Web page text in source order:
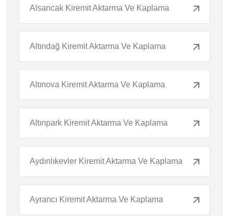
Alsancak Kiremit Aktarma Ve Kaplama
Altındağ Kiremit Aktarma Ve Kaplama
Altınova Kiremit Aktarma Ve Kaplama
Altınpark Kiremit Aktarma Ve Kaplama
Aydınlıkevler Kiremit Aktarma Ve Kaplama
Ayrancı Kiremit Aktarma Ve Kaplama